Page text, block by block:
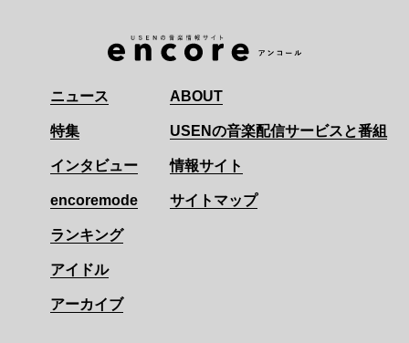
ニュース
特集
インタビュー
encoremode
ランキング
アイドル
アーカイブ
ABOUT
USENの音楽配信サービスと番組
情報サイト
サイトマップ